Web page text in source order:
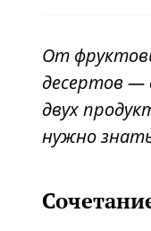
От
десертов —
двух
нужно